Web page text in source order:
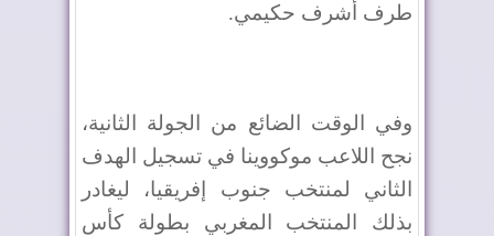
طرف أشرف حكيمي.
وفي الوقت الضائع من الجولة الثانية،
نجح اللاعب موكووينا في تسجيل الهدف
الثاني لمنتخب جنوب إفريقيا، ليغادر
بذلك المنتخب المغربي بطولة كأس